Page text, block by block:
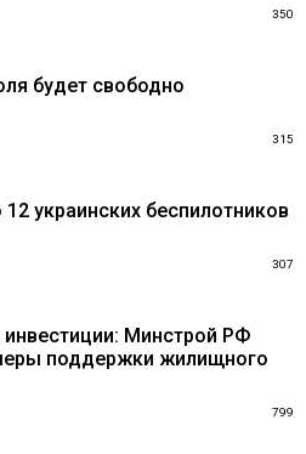
350
будет свободно
315
украинских беспилотников
307
инвестиции: Минстрой РФ
поддержки жилищного
799